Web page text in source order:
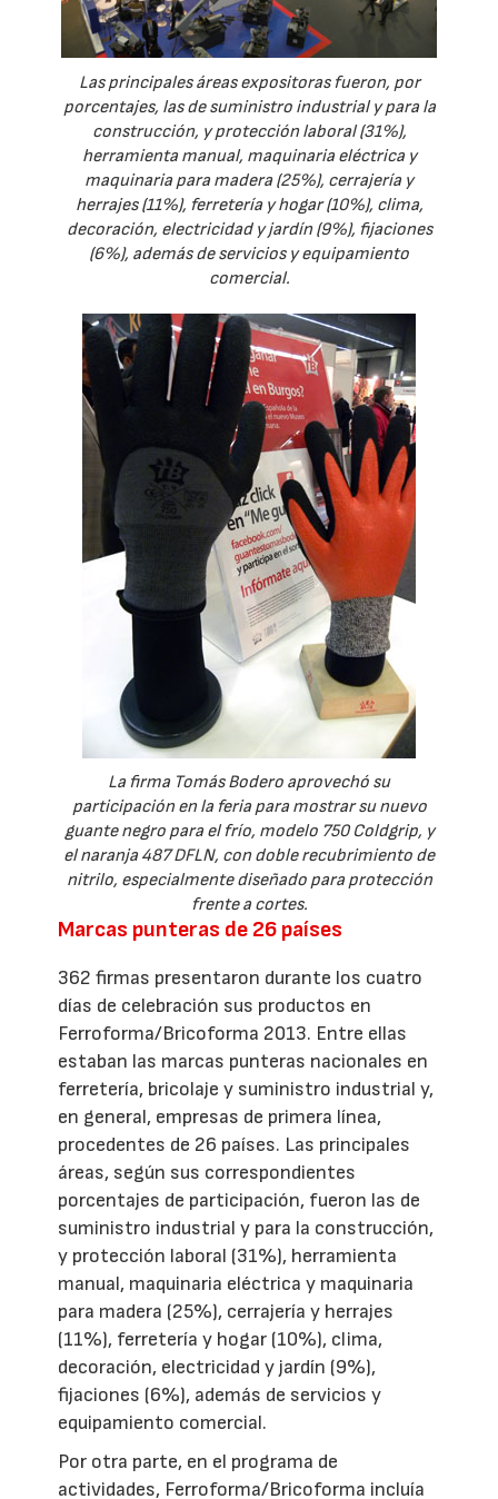
Las principales áreas expositoras fueron, por
porcentajes, las de suministro industrial y para la
construcción, y protección laboral (31%),
herramienta manual, maquinaria eléctrica y
maquinaria para madera (25%), cerrajería y
herrajes (11%), ferretería y hogar (10%), clima,
decoración, electricidad y jardín (9%), fijaciones
(6%), además de servicios y equipamiento
comercial.
La firma Tomás Bodero aprovechó su
participación en la feria para mostrar su nuevo
guante negro para el frío, modelo 750 Coldgrip, y
el naranja 487 DFLN, con doble recubrimiento de
nitrilo, especialmente diseñado para protección
frente a cortes.
Marcas punteras de 26 países
362 firmas presentaron durante los cuatro
días de celebración sus productos en
Ferroforma/Bricoforma 2013. Entre ellas
estaban las marcas punteras nacionales en
ferretería, bricolaje y suministro industrial y,
en general, empresas de primera línea,
procedentes de 26 países. Las principales
áreas, según sus correspondientes
porcentajes de participación, fueron las de
suministro industrial y para la construcción,
y protección laboral (31%), herramienta
manual, maquinaria eléctrica y maquinaria
para madera (25%), cerrajería y herrajes
(11%), ferretería y hogar (10%), clima,
decoración, electricidad y jardín (9%),
fijaciones (6%), además de servicios y
equipamiento comercial.
Por otra parte, en el programa de
actividades, Ferroforma/Bricoforma incluía